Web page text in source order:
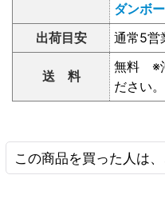
ダンボ
出荷目安
通常5営
送 料
無料 ※
ださい。
この商品を買った人は